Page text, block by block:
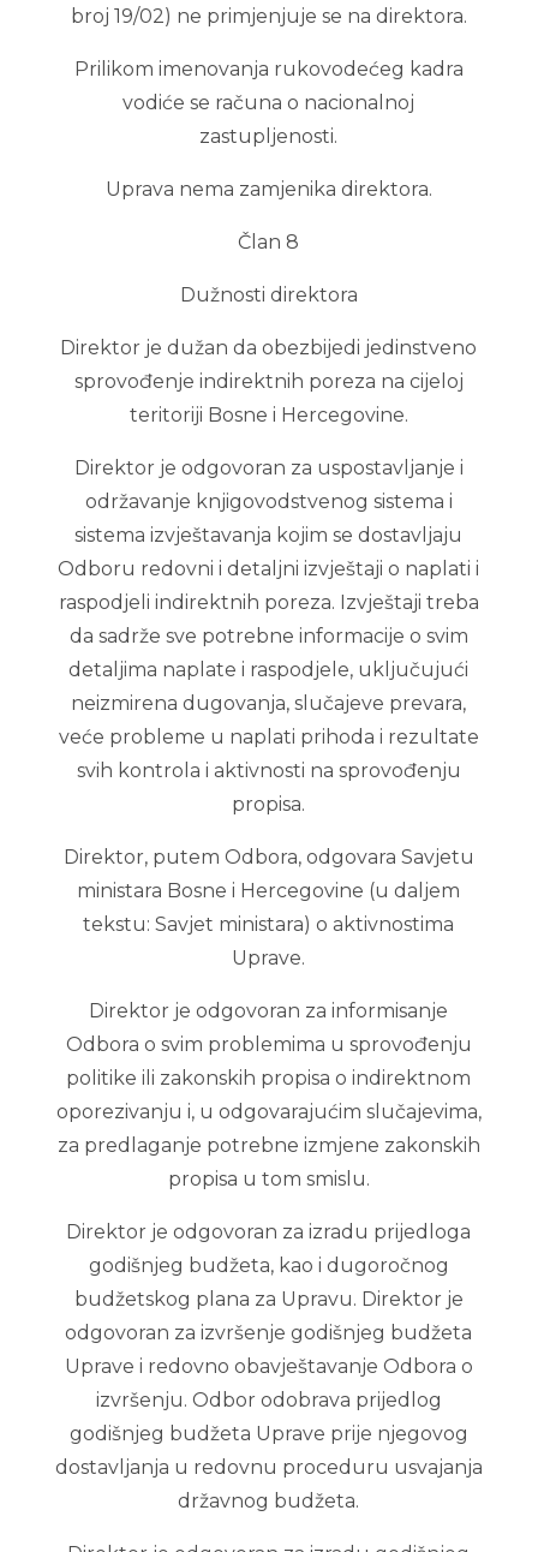
broj 19/02) ne primjenjuje se na direktora.
Prilikom imenovanja rukovodećeg kadra
vodiće se računa o nacionalnoj
zastupljenosti.
Uprava nema zamjenika direktora.
Član 8
Dužnosti direktora
Direktor je dužan da obezbijedi jedinstveno
sprovođenje indirektnih poreza na cijeloj
teritoriji Bosne i Hercegovine.
Direktor je odgovoran za uspostavljanje i
održavanje knjigovodstvenog sistema i
sistema izvještavanja kojim se dostavljaju
Odboru redovni i detaljni izvještaji o naplati i
raspodjeli indirektnih poreza. Izvještaji treba
da sadrže sve potrebne informacije o svim
detaljima naplate i raspodjele, uključujući
neizmirena dugovanja, slučajeve prevara,
veće probleme u naplati prihoda i rezultate
svih kontrola i aktivnosti na sprovođenju
propisa.
Direktor, putem Odbora, odgovara Savjetu
ministara Bosne i Hercegovine (u daljem
tekstu: Savjet ministara) o aktivnostima
Uprave.
Direktor je odgovoran za informisanje
Odbora o svim problemima u sprovođenju
politike ili zakonskih propisa o indirektnom
oporezivanju i, u odgovarajućim slučajevima,
za predlaganje potrebne izmjene zakonskih
propisa u tom smislu.
Direktor je odgovoran za izradu prijedloga
godišnjeg budžeta, kao i dugoročnog
budžetskog plana za Upravu. Direktor je
odgovoran za izvršenje godišnjeg budžeta
Uprave i redovno obavještavanje Odbora o
izvršenju. Odbor odobrava prijedlog
godišnjeg budžeta Uprave prije njegovog
dostavljanja u redovnu proceduru usvajanja
državnog budžeta.